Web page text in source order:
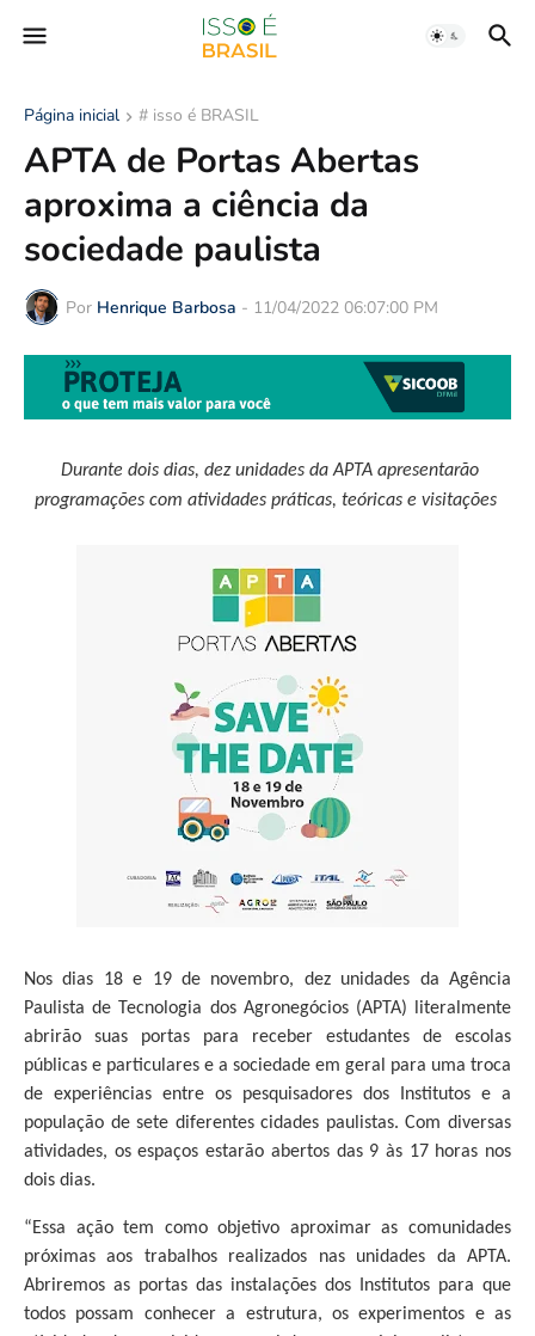
Página inicial # isso é BRASIL
APTA de Portas Abertas
aproxima a ciência da
sociedade paulista
Por Henrique Barbosa - 11/04/2022 06:07:00 PM
Durante dois dias, dez unidades da APTA apresentarão
programações com atividades práticas, teóricas e visitações
Nos dias 18 e 19 de novembro, dez unidades da Agência
Paulista de Tecnologia dos Agronegócios (APTA) literalmente
abrirão suas portas para receber estudantes de escolas
públicas e particulares e a sociedade em geral para uma troca
de experiências entre os pesquisadores dos Institutos e a
população de sete diferentes cidades paulistas. Com diversas
atividades, os espaços estarão abertos das 9 às 17 horas nos
dois dias.
“Essa ação tem como objetivo aproximar as comunidades
próximas aos trabalhos realizados nas unidades da APTA.
Abriremos as portas das instalações dos Institutos para que
todos possam conhecer a estrutura, os experimentos e as